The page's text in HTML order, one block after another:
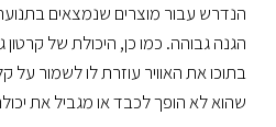
הנדרש עבור מוצרים שנמצאים
הגנה גבוהה. כמו כן, היכולת של קרטון
בתוכו את האוויר עוזרת לו לשמור על
שהוא לא הופך לכבד או מגביל את